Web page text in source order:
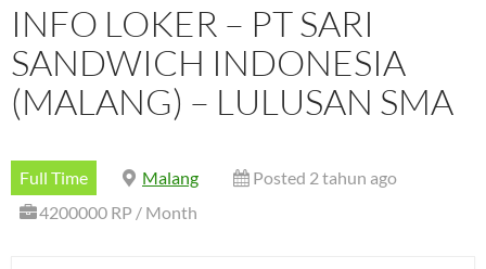
INFO LOKER – PT SARI
SANDWICH INDONESIA
(MALANG) – LULUSAN SMA
Full Time Malang
Posted 2 tahun ago
4200000 RP / Month